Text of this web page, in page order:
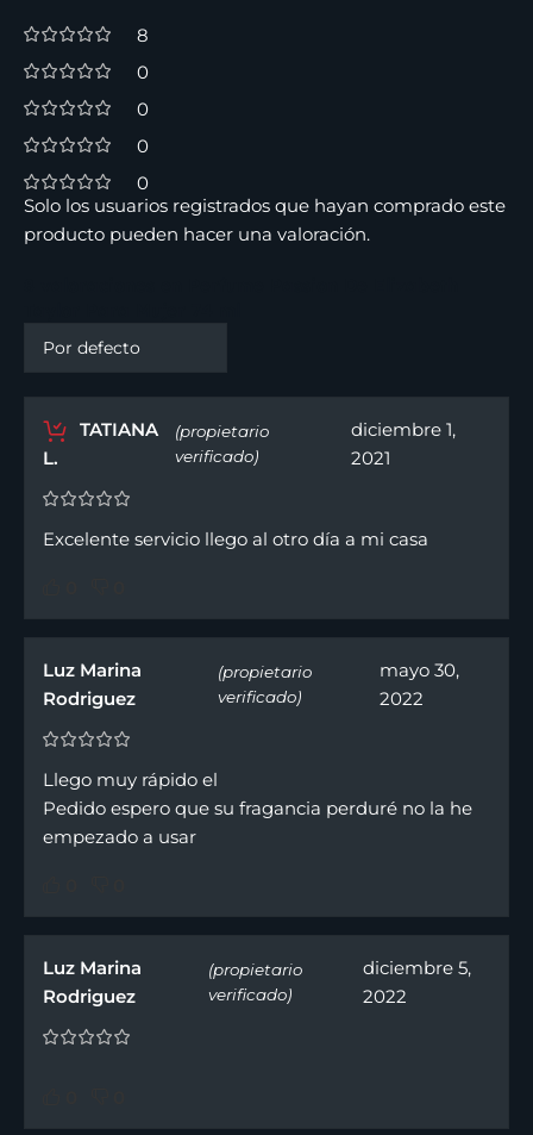
8
0
0
0
0
TATIANA
L.
(propietario
verificado)
diciembre 1,
2021
Excelente servicio llego al otro día a mi casa
Luz Marina
Rodriguez
(propietario
verificado)
mayo 30,
2022
Llego muy rápido el
Pedido espero que su fragancia perduré no la he
empezado a usar
Luz Marina
Rodriguez
(propietario
verificado)
diciembre 5,
2022
Solo los usuarios registrados que hayan comprado este
producto pueden hacer una valoración.